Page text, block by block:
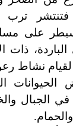
فتنتشر ترب
تسيطر على
الباردة، ذات
لقيام نشاط
الجبال